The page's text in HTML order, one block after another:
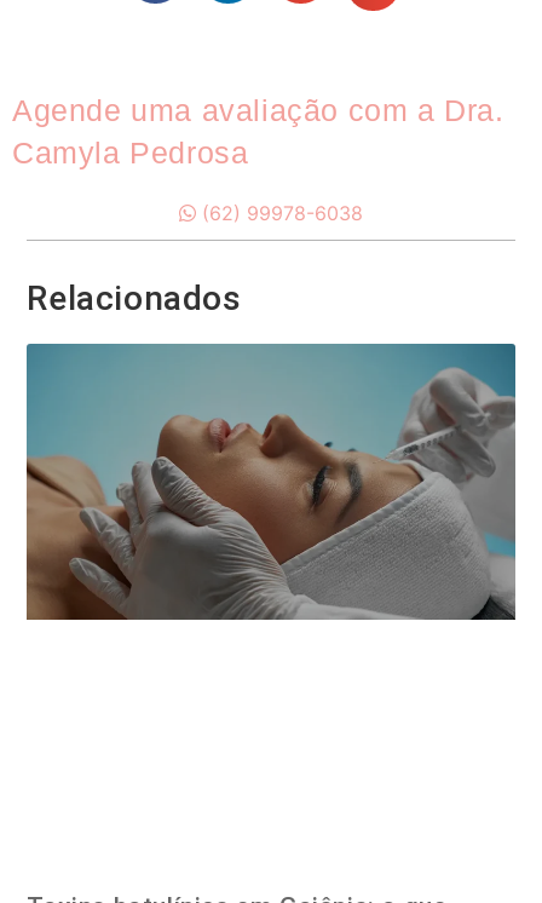
Agende uma avaliação com a Dra.
Camyla Pedrosa
(62) 99978-6038
Relacionados